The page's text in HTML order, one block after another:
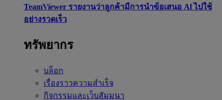
TeamViewer รายงานว่าลูกค้ามีการนำข้อเสนอ Al ไปใช้
อย่างรวดเร็ว
ทรัพยากร
บล็อก
เรื่องราวความสำเร็จ
กิจกรรมและเว็บสัมมนา